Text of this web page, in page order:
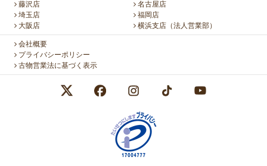
藤沢店
名古屋店
埼玉店
福岡店
大阪店
横浜支店（法人営業部）
会社概要
プライバシーポリシー
古物営業法に基づく表示